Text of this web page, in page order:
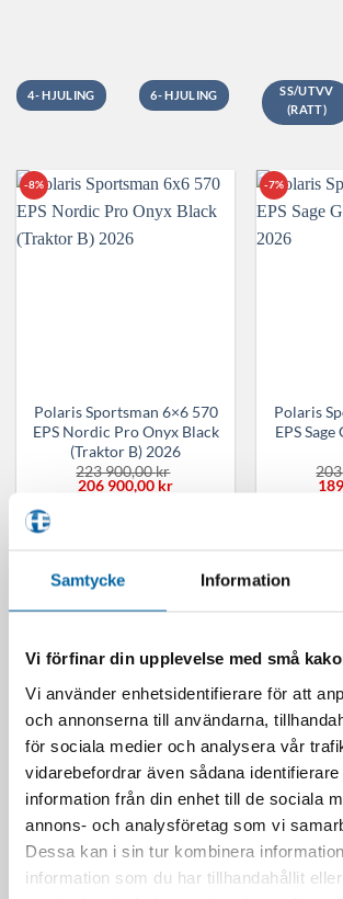
Samtycke Information
Vi förfinar din upplevelse med små
Vi använder enhetsidentifierare för att
och annonserna till användarna,
för sociala medier och analysera vår
vidarebefordrar även sådana
information från din enhet till de sociala
annons- och analysföretag som vi
Dessa kan i sin tur kombinera
information som du har tillhandahållit
4- HJULING 6- HJULING
SS/UTVV
(RATT)
-8%
Polaris Sportsman 6×6 570
EPS Nordic Pro Onyx Black
(Traktor B) 2026
223 900,00kr
Det
ursprungliga
206 900,00 krDet
-7%
Polaris
EPS
Det
Can-Am Outlander MAX
6×6 BACKCOUNTRY 1000R
Can-Am
6×6 DPS